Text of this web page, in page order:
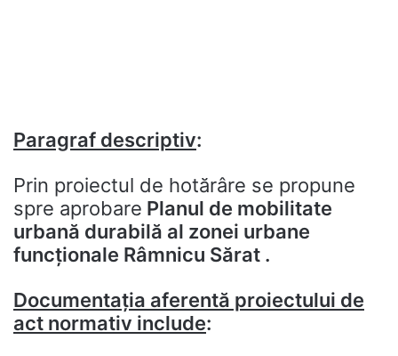
Paragraf descriptiv:
Prin proiectul de hotărâre se propune
spre aprobare Planul de mobilitate
urbană durabilă al zonei urbane
funcționale Râmnicu Sărat .
Documentația aferentă proiectului de
act normativ include: